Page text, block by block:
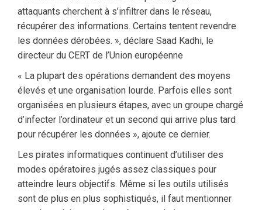
attaquants cherchent à s’infiltrer dans le réseau,
récupérer des informations. Certains tentent revendre
les données dérobées. », déclare Saad Kadhi, le
directeur du CERT de l’Union européenne
« La plupart des opérations demandent des moyens
élevés et une organisation lourde. Parfois elles sont
organisées en plusieurs étapes, avec un groupe chargé
d’infecter l’ordinateur et un second qui arrive plus tard
pour récupérer les données », ajoute ce dernier.
Les pirates informatiques continuent d’utiliser des
modes opératoires jugés assez classiques pour
atteindre leurs objectifs. Même si les outils utilisés
sont de plus en plus sophistiqués, il faut mentionner